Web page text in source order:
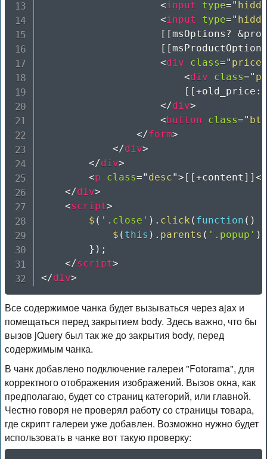
<input type="
<input type="
<div class=" price-
<div class="
</div>
<button class="
</form>
</div>
</div>
<p class=" desc"> [[+content]] </
</div>
<script>
$ ( '.close' ) . click ( function ( )
$ ( this ) . parents ( '.popup' )
} ) ;
</script>
</div>
Все содержимое чанка будет вызываться через ajax и
помещаться перед закрытием body. Здесь важно, что бы
вызов jQuery был так же до закрытия body, перед
содержимым чанка.
В чанк добавлено подключение галереи "Fotorama", для
корректного отображения изображений. Вызов окна, как
предполагаю, будет со страниц категорий, или главной.
Честно говоря не проверял работу со страницы товара,
где скрипт галереи уже добавлен. Возможно нужно будет
использовать в чанке вот такую проверку: